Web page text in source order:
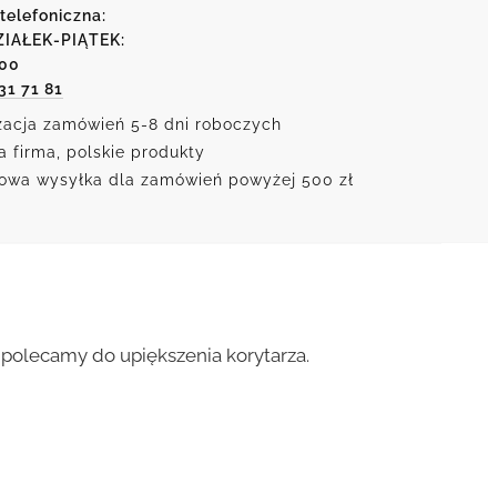
PIĄTEK:
71 81
zamówień 5-8 dni roboczych
firma, polskie produkty
wysyłka dla zamówień powyżej 500 zł
do upiększenia korytarza.